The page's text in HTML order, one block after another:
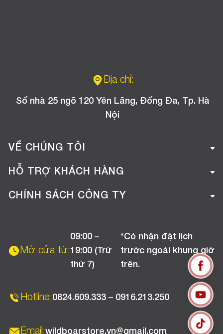
Địa chỉ:
Số nhà 25 ngõ 120 Yên Lãng, Đống Đa, Tp. Hà
Nội
VỀ CHÚNG TÔI
Giới thiệu công ty
Tuyển dụng
HỖ TRỢ KHÁCH HÀNG
Hướng dẫn mua hàng online
Chương trình khuyến mãi
CHÍNH SÁCH CÔNG TY
Chính sách bảo hành
Mở cửa từ:
09:00 –
19:00 (Trừ
thứ 7)
*Có nhận đặt lịch
trước ngoài khung giờ
trên.
Hotline:0824.609.333 – 0916.213.250
Email:wildboarstore.vn@gmail.com